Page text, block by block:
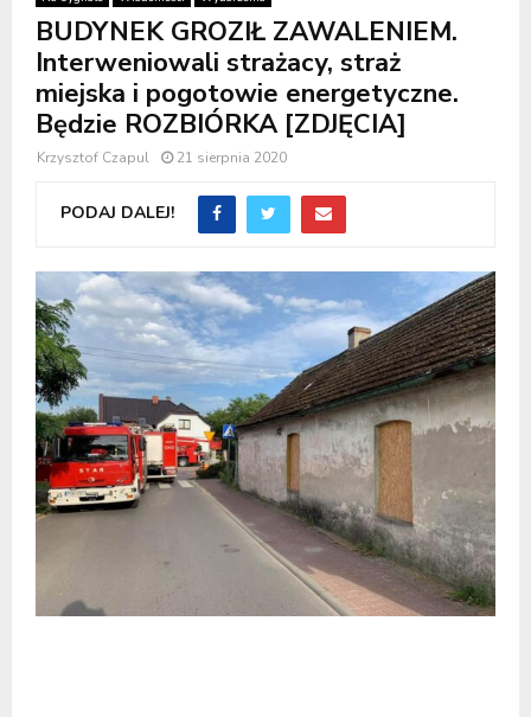
BUDYNEK GROZIŁ ZAWALENIEM.
Interweniowali strażacy, straż
miejska i pogotowie energetyczne.
Będzie ROZBIÓRKA [ZDJĘCIA]
Krzysztof Czapul 21 sierpnia 2020
PODAJ DALEJ!